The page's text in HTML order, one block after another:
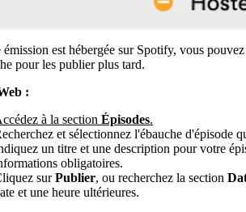
émission est hébergée sur Spotify, vous
pour les publier plus tard.
:
à la section Épisodes.
et sélectionnez l'ébauche d'épisode
un titre et une description pour votre
obligatoires.
surPublier, ou recherchez la section
et une heure ultérieures.